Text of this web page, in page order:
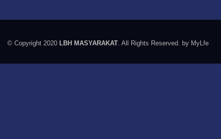
© Copyright 2020 LBH MASYARAKAT . All Rights Reserved. by MyLfe